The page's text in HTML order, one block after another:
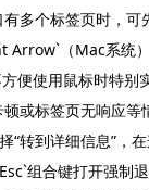
多个标签页时，
（Mac系统
便使用鼠标时特别
或标签页无响应
转到详细信息”，
组合键打开强制